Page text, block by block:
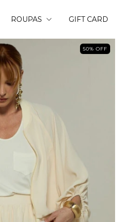
ROUPAS GIFT CARD
50% OFF